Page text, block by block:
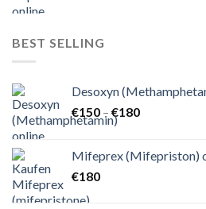
BEST SELLING
Desoxyn
€150 – €180Preisspanne:
€180
Mifeprex (Mifepriston)
€180